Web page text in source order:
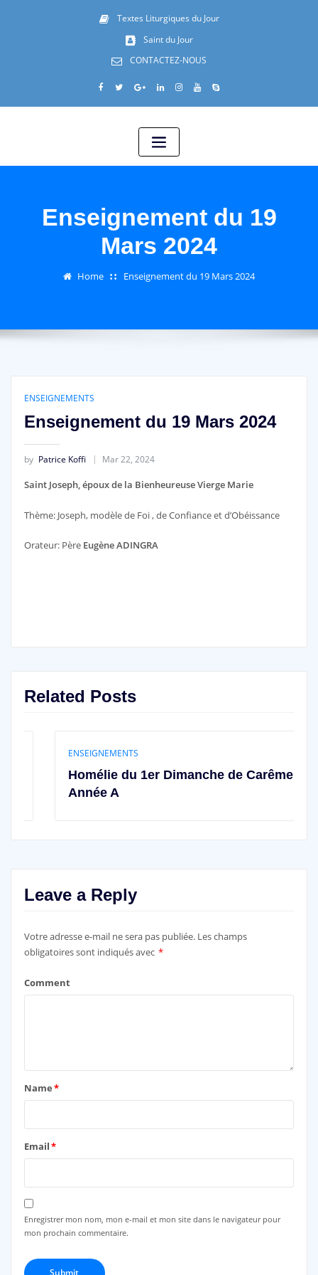
Textes Liturgiques du Jour
Saint du Jour
CONTACTEZ-NOUS
Enseignement du 19
Mars 2024
Home Enseignement du 19 Mars 2024
ENSEIGNEMENTS
Enseignement du 19 Mars 2024
by Patrice Koffi Mar 22, 2024
Saint Joseph, époux de la Bienheureuse Vierge Marie
Thème: Joseph, modèle de Foi , de Confiance et d’Obéissance
Orateur: Père Eugène ADINGRA
Related Posts
ENSEIGNEMENTS
Homélie du 1er Dimanche de Carême –
Année A
Leave a Reply
Votre adresse e-mail ne sera pas publiée. Les champs
obligatoires sont indiqués avec *
Comment
Name*
Email*
Enregistrer mon nom, mon e-mail et mon site dans le navigateur pour
mon prochain commentaire.